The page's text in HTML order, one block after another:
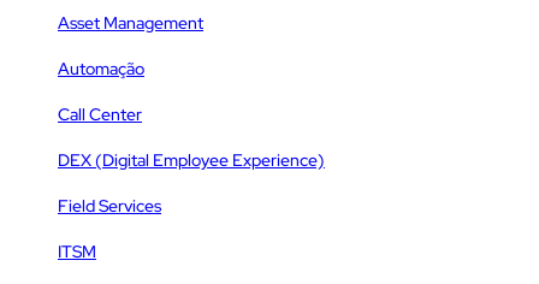
Asset Management
Automação
Call Center
DEX (Digital Employee Experience)
Field Services
ITSM